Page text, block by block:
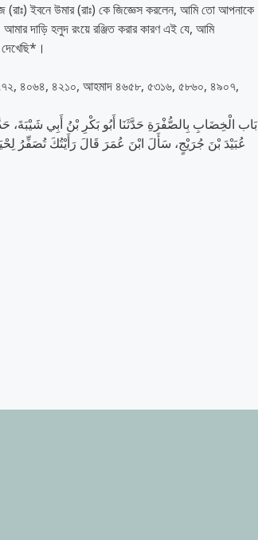
ইবনে উমার (রাঃ) কে জিজ্ঞেস করলেন, আমি তো আপনাকে
দাড়ি হলুদ রংয়ে রঞ্জিত করার কারণ এই যে, আমি
৪০৬৪, ৪২১০, আহমাদ ৪৬৫৮, ৫৩১৬, ৫৮৬০, ৪৯০৭,
بَاب الْخِضَابِ بِالصُّفْرَةِ حَدَّثَنَا أَبُو بَكْرِ بْنُ أَبِي شَيْبَةَ،
عُبَيْدَ بْنَ جُرَيْجٍ، سَأَلَ ابْنَ عُمَرَ قَالَ رَأَيْتُكَ تُصَفِّرُ